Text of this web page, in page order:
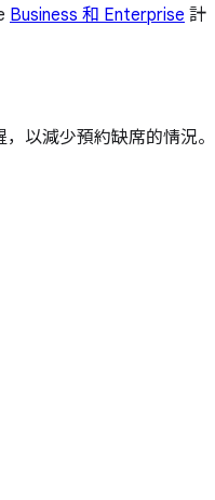
Business 和 Enterprise 計
以減少預約缺席的情況。